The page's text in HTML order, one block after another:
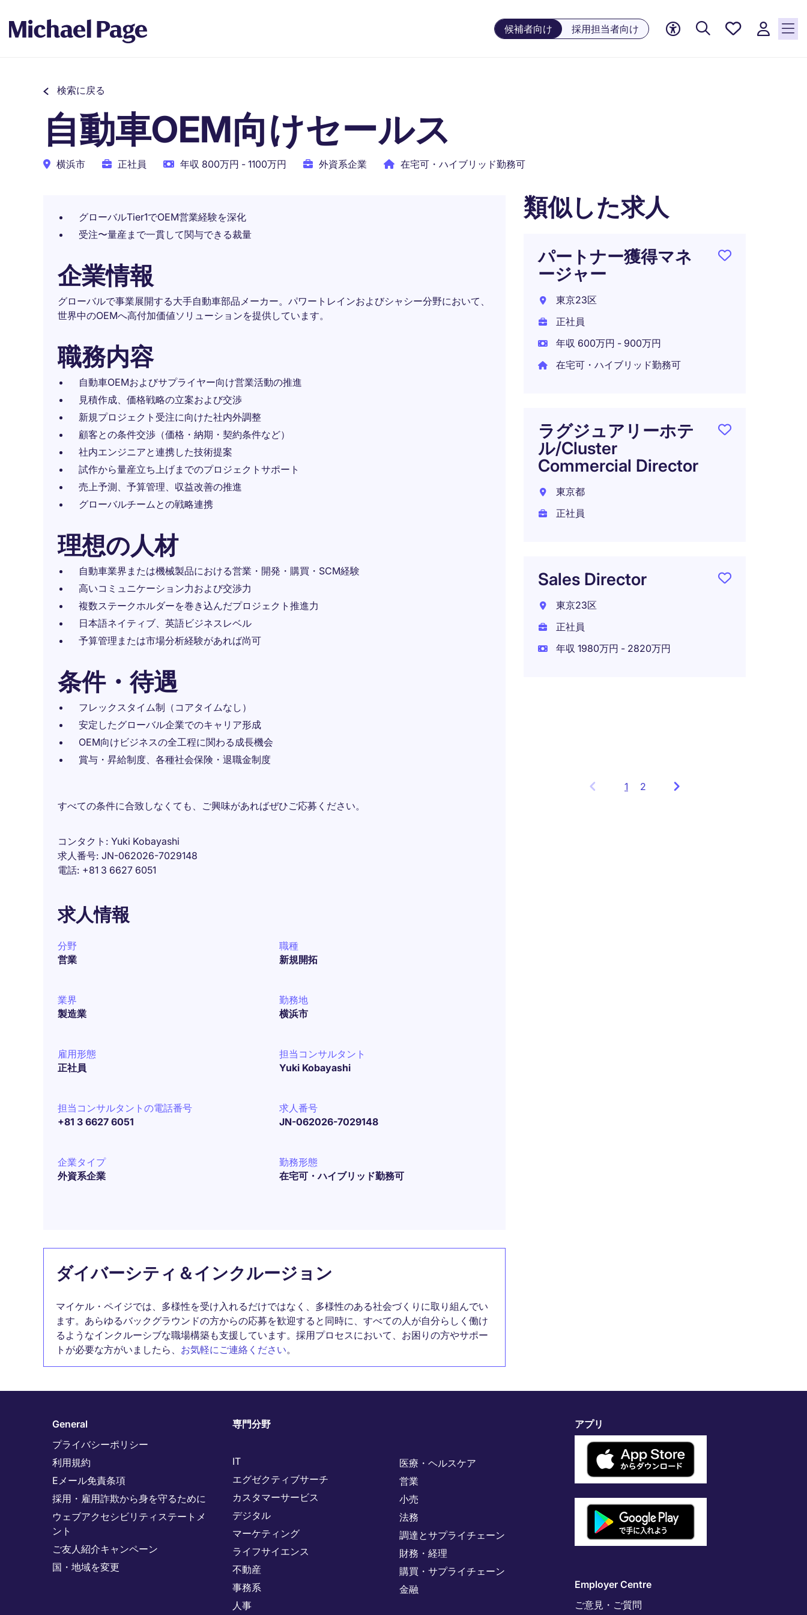
候補者向け 採用担当者向け
お気に
検索に戻る
自動車OEM向けセールス
横浜市 正社員 年収 800万円 - 1100万円 外資系企業 在宅可・ハイブリッド勤務可
グローバルTier1でOEM営業経験を深化
受注〜量産まで一貫して関与できる裁量
企業情報
グローバルで事業展開する大手自動車部品メーカー。パワートレインおよびシャシー分野において、
世界中のOEMへ高付加価値ソリューションを提供しています。
職務内容
自動車OEMおよびサプライヤー向け営業活動の推進
見積作成、価格戦略の立案および交渉
新規プロジェクト受注に向けた社内外調整
顧客との条件交渉（価格・納期・契約条件など）
社内エンジニアと連携した技術提案
試作から量産立ち上げまでのプロジェクトサポート
売上予測、予算管理、収益改善の推進
グローバルチームとの戦略連携
理想の人材
自動車業界または機械製品における営業・開発・購買・SCM経験
高いコミュニケーション力および交渉力
複数ステークホルダーを巻き込んだプロジェクト推進力
日本語ネイティブ、英語ビジネスレベル
予算管理または市場分析経験があれば尚可
条件・待遇
フレックスタイム制（コアタイムなし）
安定したグローバル企業でのキャリア形成
OEM向けビジネスの全工程に関わる成長機会
賞与・昇給制度、各種社会保険・退職金制度
すべての条件に合致しなくても、ご興味があればぜひご応募ください。
コンタクト
Yuki Kobayashi
求人番号 JN-062026-7029148
電話 +81 3 6627 6051
求人情報
分野
営業
職種
新規開拓
業界
製造業
勤務地
横浜市
雇用形態
正社員
担当コンサルタント
Yuki Kobayashi
担当コンサルタントの電話番号
+81 3 6627 6051
求人番号
JN-062026-7029148
企業タイプ
外資系企業
勤務形態
在宅可・ハイブリッド勤務可
ダイバーシティ＆インクルージョン
マイケル・ペイジでは、多様性を受け入れるだけではなく、多様性のある社会づくりに取り組んでい
ます。あらゆるバックグラウンドの方からの応募を歓迎すると同時に、すべての人が自分らしく働け
るようなインクルーシブな職場構築も支援しています。採用プロセスにおいて、お困りの方やサポー
トが必要な方がいましたら、 お気軽にご連絡ください。
類似した求人
パートナー獲得マネ
ージャー
東京23区
正社員
年収 600万円 - 900万円
在宅可・ハイブリッド勤務可
ラグジュアリーホテ
ル/Cluster
Commercial Director
東京都
正社員
Sales Director
東京23区
正社員
年収 1980万円 - 2820万円
1 Showing
2
General
プライバシーポリシー
利用規約
Eメール免責条項
採用・雇用詐欺から身を守るために
ウェブアクセシビリティステートメ
ント
ご友人紹介キャンペーン
国・地域を変更
専門分野
IT
エグゼクティブサーチ
カスタマーサービス
デジタル
マーケティング
ライフサイエンス
不動産
事務系
人事
医療・ヘルスケア
営業
小売
法務
調達とサプライチェーン
財務・経理
購買・サプライチェーン
金融
アプリ
Employer Centre
ご意見・ご質問